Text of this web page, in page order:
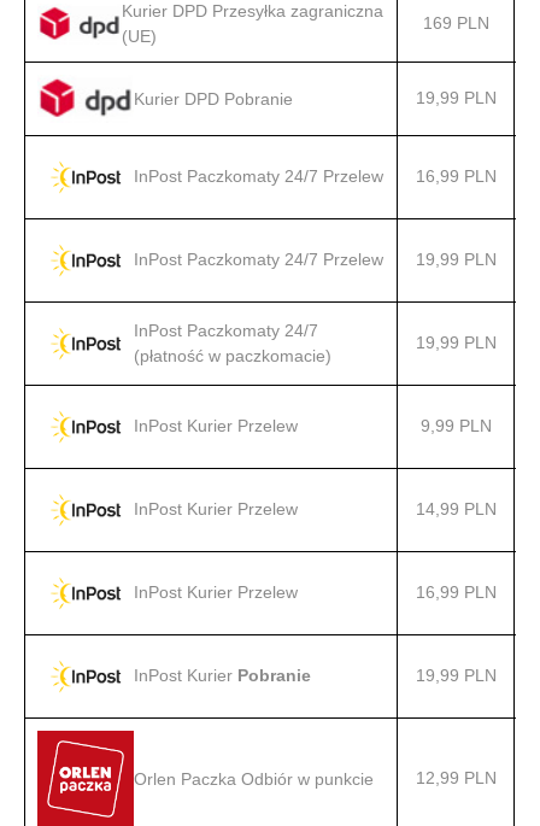
Kurier DPD Przesyłka zagraniczna
(UE)
169 PLN
Kurier DPD Pobranie 19,99 PLN
InPost Paczkomaty 24/7 Przelew 16,99 PLN
InPost Paczkomaty 24/7 Przelew 19,99 PLN
InPost Paczkomaty 24/7
(płatność w paczkomacie)
19,99 PLN
InPost Kurier Przelew 9,99 PLN
InPost Kurier Przelew 14,99 PLN
InPost Kurier Przelew 16,99 PLN
InPost Kurier Pobranie 19,99 PLN
Orlen Paczka Odbiór w punkcie 12,99 PLN